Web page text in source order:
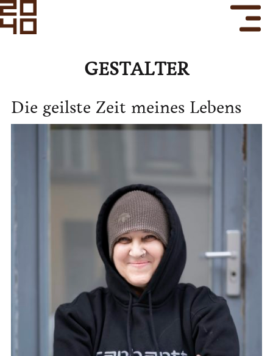
GESTALTER
Die geilste Zeit meines Lebens